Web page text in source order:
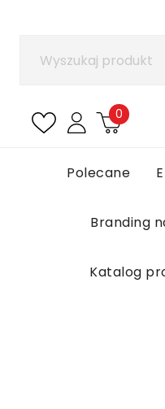
0
Polecane
Branding
Katalog
Aby zapisać produkty
Anuluj